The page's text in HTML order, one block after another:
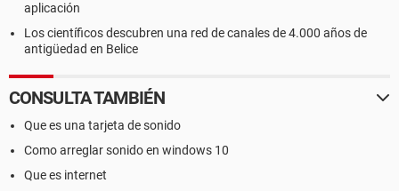
aplicación
Los científicos descubren una red de canales de 4.000 años de
antigüedad en Belice
CONSULTA TAMBIÉN
Que es una tarjeta de sonido
Como arreglar sonido en windows 10
Que es internet